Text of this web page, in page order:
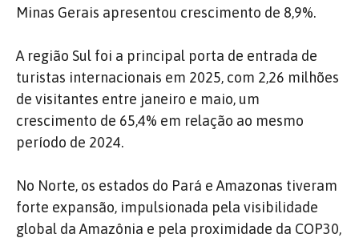
Minas Gerais apresentou crescimento de 8,9%.
A região Sul foi a principal porta de entrada de
turistas internacionais em 2025, com 2,26 milhões
de visitantes entre janeiro e maio, um
crescimento de 65,4% em relação ao mesmo
período de 2024.
No Norte, os estados do Pará e Amazonas tiveram
forte expansão, impulsionada pela visibilidade
global da Amazônia e pela proximidade da COP30,